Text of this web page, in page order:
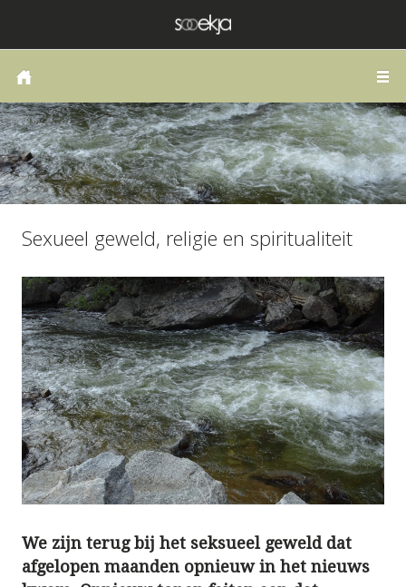
COACHING OF THERAPIE
LANGS DE WEG VAN HET HART
PUBLICATIES
BLOG
CONTACT
Sexueel geweld, religie en spiritualiteit
We zijn terug bij het seksueel geweld dat
afgelopen maanden opnieuw in het nieuws